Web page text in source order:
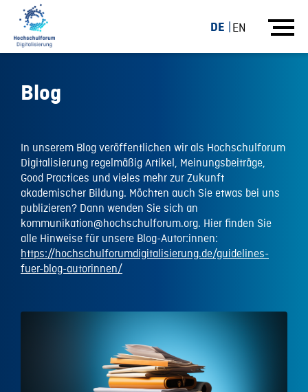
DE EN
Blog
In unserem Blog veröffentlichen wir als Hochschulforum
Digitalisierung regelmäßig Artikel, Meinungsbeiträge,
Good Practices und vieles mehr zur Zukunft
akademischer Bildung. Möchten auch Sie etwas bei uns
publizieren? Dann wenden Sie sich an
kommunikation@hochschulforum.org. Hier finden Sie
alle Hinweise für unsere Blog-Autor:innen:
https://hochschulforumdigitalisierung.de/guidelines-
fuer-blog-autorinnen/